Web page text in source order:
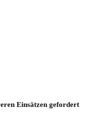
Einsätzen gefordert